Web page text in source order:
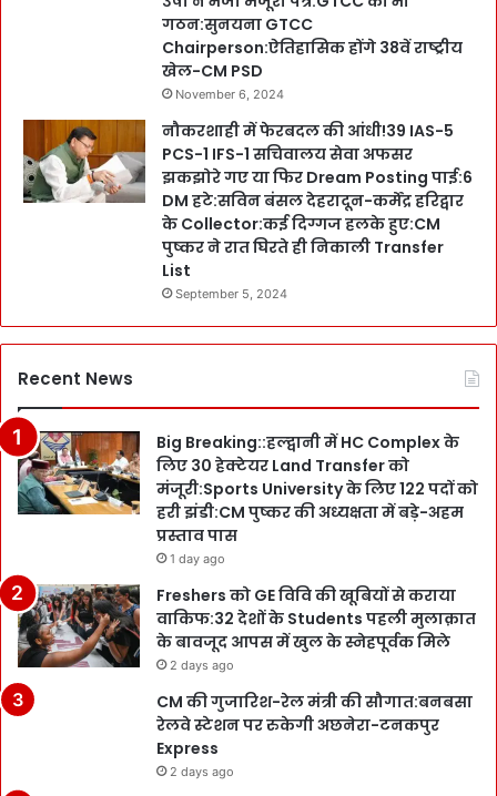
गठन:सुनयना GTCC
Chairperson:ऐतिहासिक होंगे 38वें राष्ट्रीय
खेल-CM PSD
November 6, 2024
नौकरशाही में फेरबदल की आंधी!39 IAS-5
PCS-1 IFS-1 सचिवालय सेवा अफसर
झकझोरे गए या फिर Dream Posting पाई:6
DM हटे:सविन बंसल देहरादून-कर्मेंद्र हरिद्वार
के Collector:कई दिग्गज हलके हुए:CM
पुष्कर ने रात घिरते ही निकाली Transfer
List
September 5, 2024
Recent News
Big Breaking::हल्द्वानी में HC Complex के
लिए 30 हेक्टेयर Land Transfer को
मंजूरी:Sports University के लिए 122 पदों को
हरी झंडी:CM पुष्कर की अध्यक्षता में बड़े-अहम
प्रस्ताव पास
1 day ago
Freshers को GE विवि की खूबियों से कराया
वाकिफ:32 देशों के Students पहली मुलाक़ात
के बावजूद आपस में खुल के स्नेहपूर्वक मिले
2 days ago
CM की गुजारिश-रेल मंत्री की सौगात:बनबसा
रेलवे स्टेशन पर रुकेगी अछनेरा-टनकपुर
Express
2 days ago